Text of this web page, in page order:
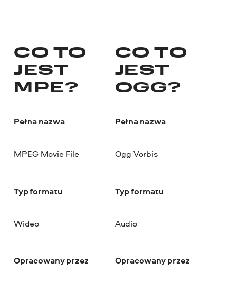
CO TO
JEST
MPE?
Pełna nazwa
MPEG Movie File
Typ formatu
Wideo
Opracowany przez
CO TO
JEST
OGG?
Pełna nazwa
Ogg Vorbis
Typ formatu
Audio
Opracowany przez